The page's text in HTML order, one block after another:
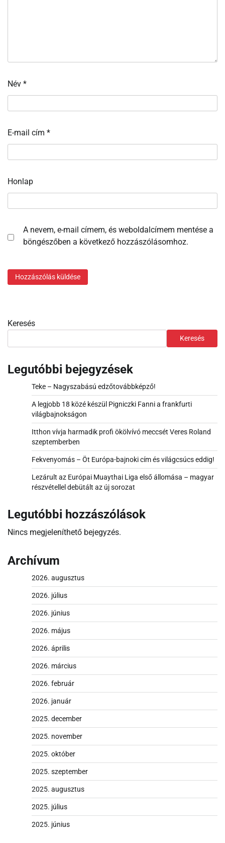
Név *
E-mail cím *
Honlap
A nevem, e-mail címem, és weboldalcímem mentése a
böngészőben a következő hozzászólásomhoz.
Keresés
Keresés
Legutóbbi bejegyzések
Teke – Nagyszabású edzőtovábbképző!
A legjobb 18 közé készül Pigniczki Fanni a frankfurti
világbajnokságon
Itthon vívja harmadik profi ökölvívó meccsét Veres Roland
szeptemberben
Fekvenyomás – Öt Európa-bajnoki cím és világcsúcs eddig!
Lezárult az Európai Muaythai Liga első állomása – magyar
részvétellel debütált az új sorozat
Legutóbbi hozzászólások
Nincs megjeleníthető bejegyzés.
Archívum
2026. augusztus
2026. július
2026. június
2026. május
2026. április
2026. március
2026. február
2026. január
2025. december
2025. november
2025. október
2025. szeptember
2025. augusztus
2025. július
2025. június